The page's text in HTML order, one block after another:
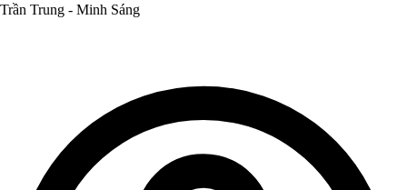
Trần Trung - Minh Sáng